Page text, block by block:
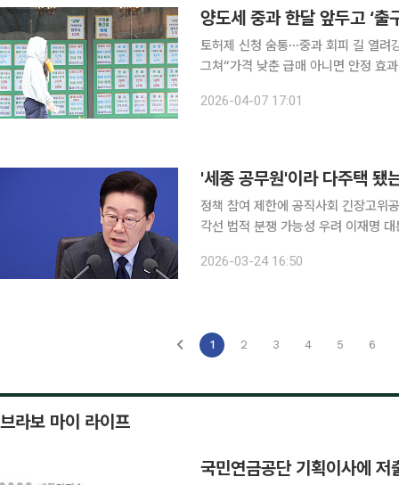
양도세 중과 한달 앞두고 ‘
토허제 신청 숨통⋯중과 회피 길 열려
그쳐“가격 낮춘 급매 아니면 안정 효과 미미” 양도소득세 중과 유예 종료를 한 달
된 가운데 추가 매물 출회 여력도 크
2026-04-07 17:01
정책 참여 제한에 공직사회 긴장고위
각선 법적 분쟁 가능성 우려 이재명 대통령이 다주택을 보유한 공직자를 부동산 정책 논의에서 배제
사례가 적지 않아 실질적인 적용 기준
2026-03-24 16:50
1 2 3 4 5 6
브라보 마이 라이프
국민연금공단 기획이사에 저